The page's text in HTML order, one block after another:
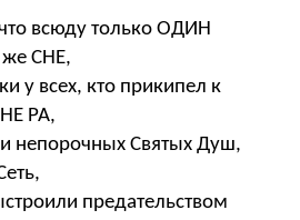
всюду только ОДИН
СНЕ,
у всех, кто прикипел к
РА,
непорочных Святых Душ,
предательством